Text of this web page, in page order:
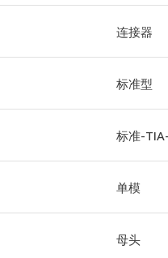
连接器
标准型
标准-
单模
母头